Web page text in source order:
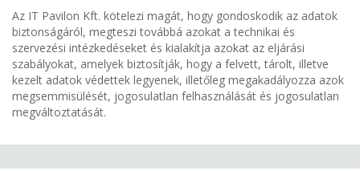
Az IT Pavilon Kft. kötelezi magát, hogy gondoskodik az adatok
biztonságáról, megteszi továbbá azokat a technikai és
szervezési intézkedéseket és kialakítja azokat az eljárási
szabályokat, amelyek biztosítják, hogy a felvett, tárolt, illetve
kezelt adatok védettek legyenek, illetőleg megakadályozza azok
megsemmisülését, jogosulatlan felhasználását és jogosulatlan
megváltoztatását.